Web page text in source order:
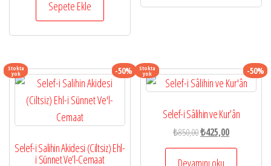
₺910,00.
₺637,00.
Sepete Ekle
Stokta
yok -50%
Selef-i Salihin Akidesi (Ciltsiz) Ehl-
i Sünnet Ve’l-Cemaat
Stokta
yok -50%
Selef-i Sâlihin ve Kur’ân
₺850,00Orijinal
fiyat:
₺850,00.
₺425,00Şu
andaki
Devamını oku